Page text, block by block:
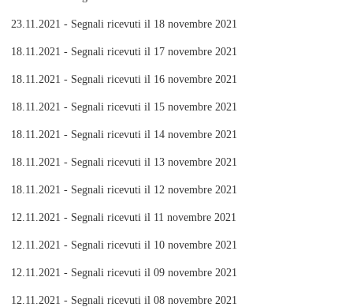
23.11.2021 - Segnali ricevuti il 18 novembre 2021
18.11.2021 - Segnali ricevuti il 17 novembre 2021
18.11.2021 - Segnali ricevuti il 16 novembre 2021
18.11.2021 - Segnali ricevuti il 15 novembre 2021
18.11.2021 - Segnali ricevuti il 14 novembre 2021
18.11.2021 - Segnali ricevuti il 13 novembre 2021
18.11.2021 - Segnali ricevuti il 12 novembre 2021
12.11.2021 - Segnali ricevuti il 11 novembre 2021
12.11.2021 - Segnali ricevuti il 10 novembre 2021
12.11.2021 - Segnali ricevuti il 09 novembre 2021
12.11.2021 - Segnali ricevuti il 08 novembre 2021